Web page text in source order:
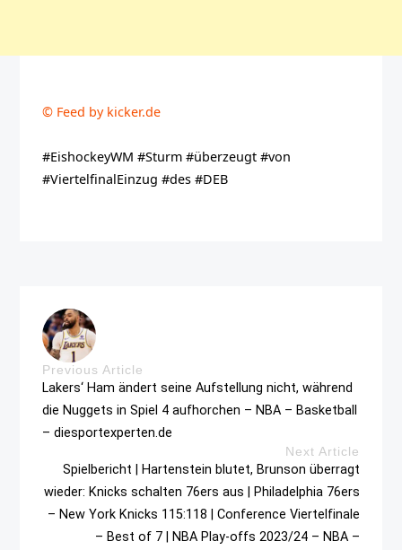
© Feed by kicker.de
#EishockeyWM #Sturm #überzeugt #von
#ViertelfinalEinzug #des #DEB
Previous Article
Lakers‘ Ham ändert seine Aufstellung nicht, während
die Nuggets in Spiel 4 aufhorchen – NBA – Basketball
– diesportexperten.de
Next Article
Spielbericht | Hartenstein blutet, Brunson überragt
wieder: Knicks schalten 76ers aus | Philadelphia 76ers
– New York Knicks 115:118 | Conference Viertelfinale
– Best of 7 | NBA Play-offs 2023/24 – NBA –